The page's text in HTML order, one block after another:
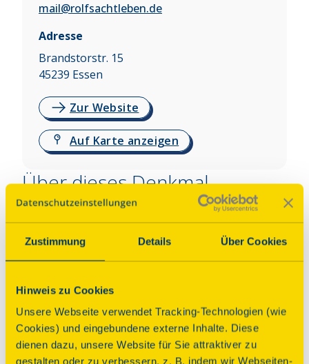
Zustimmung Details Über Cookies
Hinweis zu Cookies
Unsere Webseite verwendet Tracking-Technologien (wie
Cookies) und eingebundene externe Inhalte. Diese
dienen dazu, unsere Website für Sie attraktiver zu
gestalten oder zu verbessern, z. B. indem wir Webseiten-
mail@rolfsachtleben.de
Adresse
Brandstorstr. 15
45239 Essen
Zur Website
Auf Karte anzeigen
Über dieses Denkmal
Zeugnis spätbarocker Baukunst, erbaut um 1790
als Gartenhaus für den abteilichen Werdener
Kanzleidirektor Johann Everhard Dingerkus.
Dingerkus e. V., seit 2010 mit Nutzung für
kulturelle Veranstaltungen und Gartenkunst.
Denkmal, dem die DSD helfen konnte